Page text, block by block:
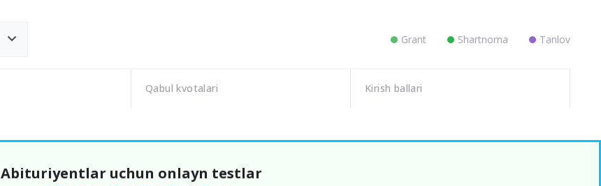
Grant Shartnoma Tanlov
Qabul kvotalari Kirish ballari
Abituriyentlar uchun onlayn testlar